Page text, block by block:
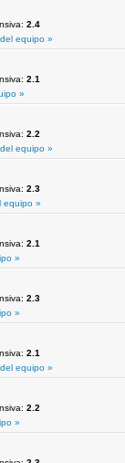
2.4
equipo »
2.1
»
2.2
equipo »
2.3
equipo »
2.1
»
2.3
»
2.1
equipo »
2.2
»